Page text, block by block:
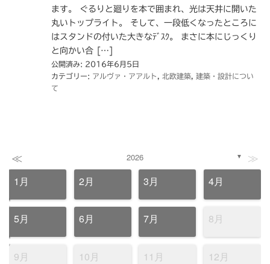
ます。 ぐるりと廻りを本で囲まれ、光は天井に開いた
丸いトップライト。 そして、一段低くなったところに
はスタンドの付いた大きなﾃﾞｽｸ。 まさに本にじっくり
と向かい合 […]
公開済み: 2016年6月5日
カテゴリー: アルヴァ・アアルト 北欧建築
建築・設計につい
て
≪ 2026 ▼ ≫
1月 2月 3月 4月
5月 6月 7月 8月
9月 10月 11月 12月